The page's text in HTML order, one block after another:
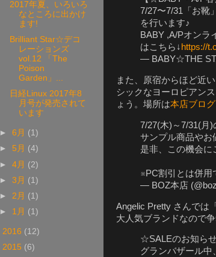
7/27〜7/31「お靴
を行います♪
BABY ,A/Pオンラ
はこちら↓ https://
— BABY☆THE
また、原宿からほど近
シックなヨーロピアン
ょう。場所は本店ブログ
7/27(木)～7/31(月
サンプル商品やお
是非、この機会に
※PC割引とは併
— BOZ本店
Angelic Pretty さんでは
大人気ブランドなので
☆SALEのお知ら
グランバザール中
2017年夏、いろいろ
なところに出かけ
ます!
Brilliant Star☆デコ
レーションズ
vol.12 「The
Poison
Garden」...
日経Linux 2017年8
月号が発売されて
います
►6月 (1)
► 5月 (4)
►4月 (2)
►3月 (1)
► 2月 (1)
► 1月 (1)
2016 (12)
2015 (6)